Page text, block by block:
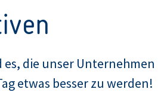
es, die unser Unternehmen
etwas besser zu werden!